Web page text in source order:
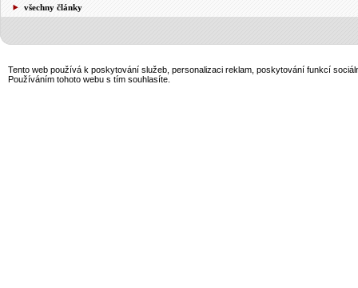
všechny články
Tento web používá k poskytování služeb, personalizaci reklam, poskytování funkcí
Používáním tohoto webu s tím souhlasíte.